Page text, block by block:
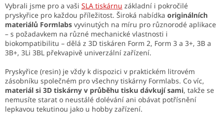
Vybrali jsme pro a vaši SLA tiskárnu základní i pokročilé
pryskyřice pro každou příležitost. Široká nabídka originálních
materiálů Formlabs vyvinutých na míru pro různorodé aplikace
– s požadavkem na různé mechanické vlastnosti i
biokompatibilitu – dělá z 3D tiskáren Form 2, Form 3 a 3+, 3B a
3B+, 3Li 3BL překvapivě univerzální zařízení.
Pryskyřice (resin) je vždy k dispozici v praktickém litrovém
zásobníku společném pro všechny tiskárny Formlabs. Co víc,
materiál si 3D tiskárny v průběhu tisku dávkují sami, takže se
nemusíte starat o neustálé dolévání ani obávat potřísnění
lepkavou tekutinou jako u hobby zařízení.